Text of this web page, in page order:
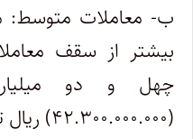
ب- معاملات متوسط:
بیشتر از سقف
چهل و دو
(۴۲.۳۰۰.۰۰۰.۰۰۰) ریال تجاوز نکند.